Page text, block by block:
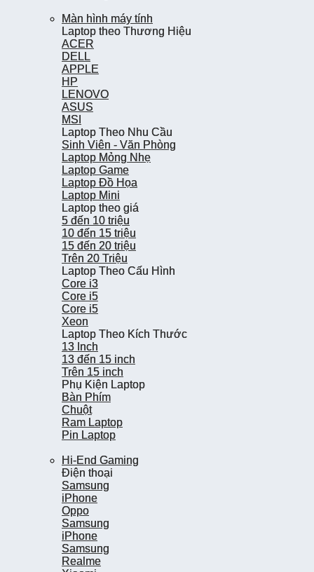
Màn hình máy tính
Laptop theo Thương Hiệu
ACER
DELL
APPLE
HP
LENOVO
ASUS
MSI
Laptop Theo Nhu Cầu
Sinh Viên - Văn Phòng
Laptop Mỏng Nhẹ
Laptop Game
Laptop Đồ Họa
Laptop Mini
Laptop theo giá
5 đến 10 triệu
10 đến 15 triệu
15 đến 20 triệu
Trên 20 Triệu
Laptop Theo Cấu Hình
Core i3
Core i5
Core i5
Xeon
Laptop Theo Kích Thước
13 Inch
13 đến 15 inch
Trên 15 inch
Phụ Kiện Laptop
Bàn Phím
Chuột
Ram Laptop
Pin Laptop
Hi-End Gaming
Điện thoại
Samsung
iPhone
Oppo
Samsung
iPhone
Samsung
Realme
Màn hình máy tính
Laptop theo Thương Hiệu
ACER
DELL
APPLE
HP
LENOVO
ASUS
MSI
Laptop Theo Nhu Cầu
Sinh Viên - Văn Phòng
Laptop Mỏng Nhẹ
Laptop Game
Laptop Đồ Họa
Laptop Mini
Laptop theo giá
5 đến 10 triệu
10 đến 15 triệu
15 đến 20 triệu
Trên 20 Triệu
Laptop Theo Cấu Hình
Core i3
Core i5
Core i5
Xeon
Laptop Theo Kích Thước
13 Inch
13 đến 15 inch
Trên 15 inch
Phụ Kiện Laptop
Bàn Phím
Chuột
Ram Laptop
Pin Laptop
Hi-End Gaming
Điện thoại
Samsung
iPhone
Oppo
Samsung
iPhone
Samsung
Realme